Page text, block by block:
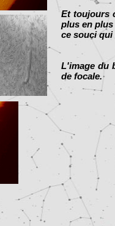
Et toujours
plus en
ce souci qui
L'image du
de focale.